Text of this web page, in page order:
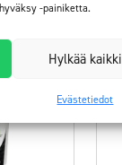
-painiketta.
Hylkää kaikki
Evästetiedot